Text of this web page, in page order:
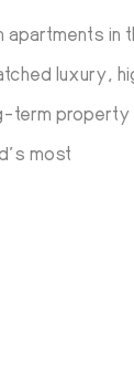
apartments in
luxury,
term
most